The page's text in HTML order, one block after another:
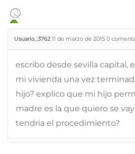
Usuario_3762 11 de marzo de 2015 0
escribo desde sevilla capital,
mi vivienda una vez
hijo? explico que mi hijo
madre es la que quiero se
tendria el procedimiento?